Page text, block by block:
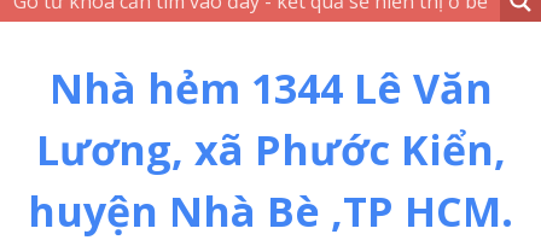
Nhà hẻm 1344 Lê Văn
Lương, xã Phước Kiển,
huyện Nhà Bè ,TP HCM.